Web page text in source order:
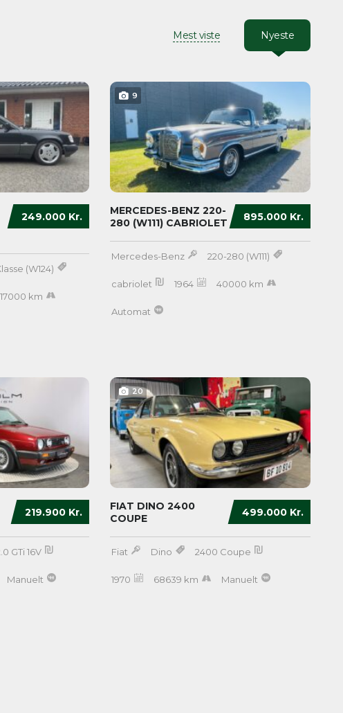
Mest viste Nyeste
249.000 Kr.
(W124)
km
9
895.000 Kr.
MERCEDES-BENZ 220-
280 (W111) CABRIOLET
Mercedes-Benz 220-280 (W111)
cabriolet 1964 40000 km
Automat
219.900 Kr.
GTi 16V
Manuelt
20
499.000 Kr.
FIAT DINO 2400
COUPE
Fiat Dino 2400 Coupe
1970 68639 km Manuelt